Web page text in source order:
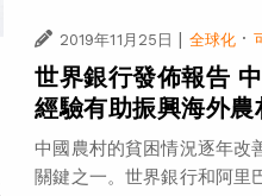
2019年11月25日 全球化 ·
世界銀行發佈報告
經驗有助振興海外農
中國農村的貧困情況逐年改
關鍵之一。世界銀行和阿里